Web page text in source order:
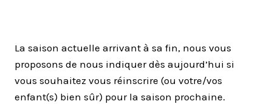
La saison actuelle arrivant à sa fin, nous vous
proposons de nous indiquer dès aujourd’hui si
vous souhaitez vous réinscrire (ou votre/vos
enfant(s) bien sûr) pour la saison prochaine.